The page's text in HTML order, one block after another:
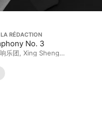
RÉDACTION
No. 3
乐团, Xing Sheng